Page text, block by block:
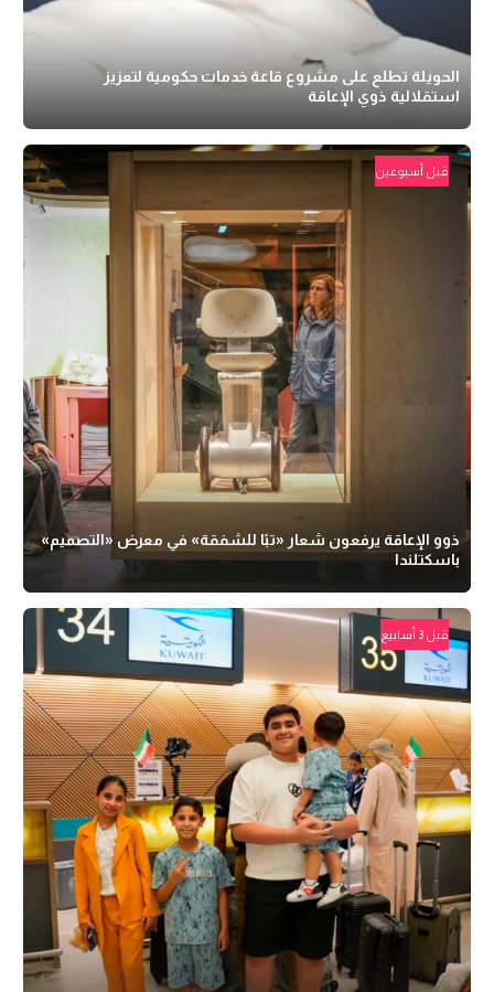
الحويلة تطلع على مشروع قاعة خدمات حكومية لتعزيز
استقلالية ذوي الإعاقة
قبل أسبوعين
ذوو الإعاقة يرفعون شعار «تبًا للشفقة» في معرض «التصميم»
باسكتلندا
قبل 3 أسابيع